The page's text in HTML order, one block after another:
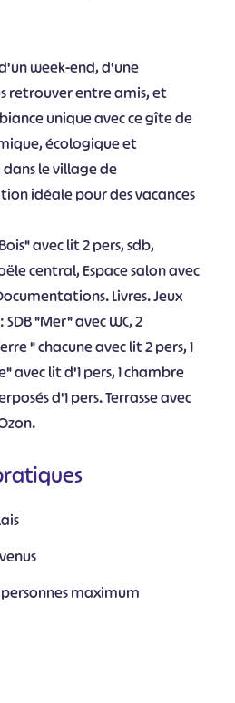
week-end, d'une
retrouver entre amis, et
unique avec ce gîte de
écologique et
le village de
idéale pour des vacances
avec lit 2 pers, sdb,
central, Espace salon avec
Livres. Jeux
"Mer" avec WC, 2
" chacune avec lit 2 pers, 1
avec lit d'1 pers, 1 chambre
d'1 pers. Terrasse avec
maximum